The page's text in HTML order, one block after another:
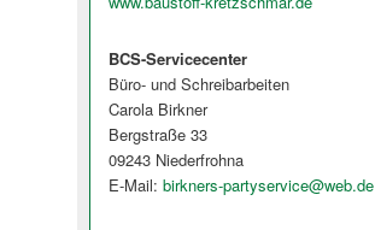
BCS-Servicecenter
Büro- und Schreibarbeiten
Carola Birkner
Bergstraße 33
09243 Niederfrohna
E-Mail: birkners-partyservice@web.de